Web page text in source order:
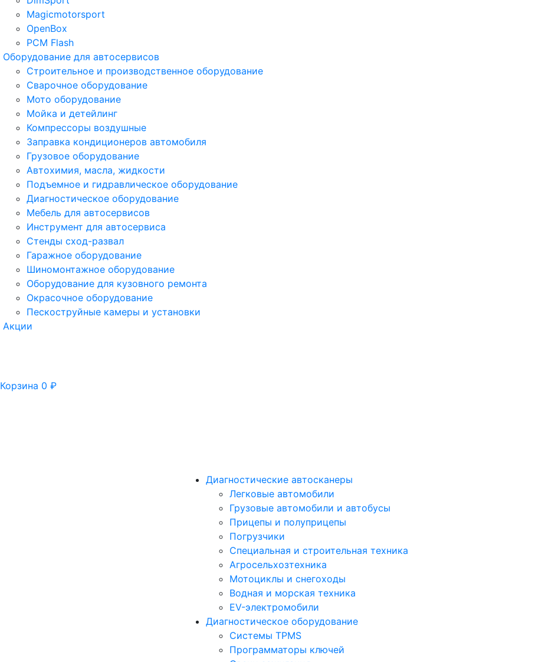
Magicmotorsport
OpenBox
PCM Flash
Оборудование для автосервисов
Строительное и производственное оборудование
Сварочное оборудование
Мото оборудование
Мойка и детейлинг
Компрессоры воздушные
Заправка кондиционеров автомобиля
Грузовое оборудование
Автохимия, масла, жидкости
Подъемное и гидравлическое оборудование
Диагностическое оборудование
Мебель для автосервисов
Инструмент для автосервиса
Стенды сход-развал
Гаражное оборудование
Шиномонтажное оборудование
Оборудование для кузовного ремонта
Окрасочное оборудование
Пескоструйные камеры и установки
Акции
Корзина 0 ₽
Диагностические автосканеры
Легковые автомобили
Грузовые автомобили и автобусы
Прицепы и полуприцепы
Погрузчики
Специальная и строительная техника
Агросельхозтехника
Мотоциклы и снегоходы
Водная и морская техника
EV-электромобили
Диагностическое оборудование
Системы TPMS
Программаторы ключей